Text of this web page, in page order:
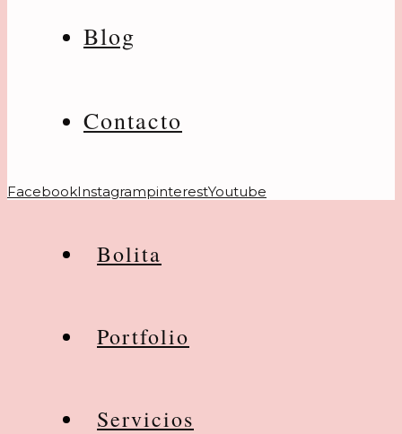
Blog
Contacto
FacebookInstagrampinterestYoutube
Bolita
Portfolio
Servicios